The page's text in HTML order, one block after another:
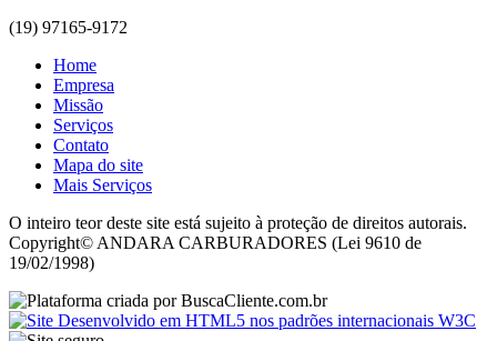
(19) 97165-9172
Home
Empresa
Missão
Serviços
Contato
Mapa do site
Mais Serviços
O inteiro teor deste site está sujeito à proteção de direitos autorais.
Copyright© ANDARA CARBURADORES (Lei 9610 de
19/02/1998)